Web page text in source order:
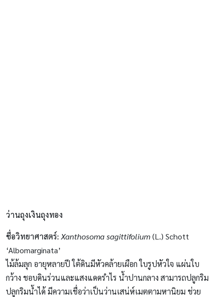
ว่านถุงเงินถุงทอง
ชื่อวิทยาศาสตร์: Xanthosoma sagittifolium(L.) Schott
‘Albomarginata’
ไม้ล้มลุก อายุหลายปี ใต้ดินมีหัวคล้ายเผือก ใบรูปหัวใจ แผ่นใบ
กว้าง ชอบดินร่วนและแสงแดดรำไร น้ำปานกลาง สามารถปลูกริม
ปลูกริมน้ำได้ มีความเชื่อว่าเป็นว่านเสน่ห์เมตตามหานิยม ช่วย